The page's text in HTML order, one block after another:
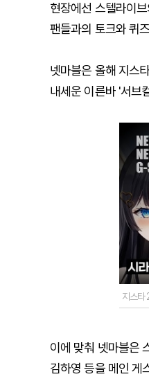
현장에선 스텔라이
팬들과의 토크와 퀴
넷마블은 올해 지스
내세운 이른바 '서브
지스타
이에 맞춰 넷마블은
김하영 등을 메인 게